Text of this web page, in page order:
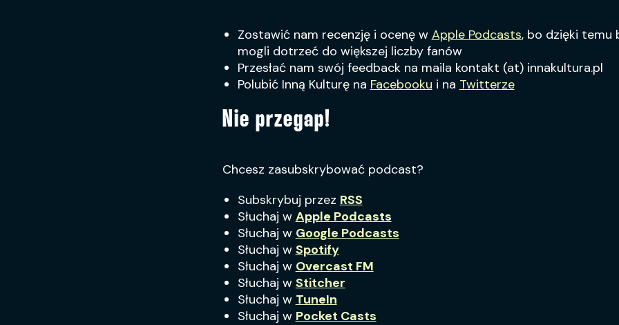
Zostawić nam recenzję i ocenę w Apple Podcasts, bo dzięki temu
mogli dotrzeć do większej liczby fanów
Przesłać nam swój feedback na maila kontakt (at) innakultura.pl
Polubić Inną Kulturę na Facebooku i na Twitterze
Nie przegap!
Chcesz zasubskrybować podcast?
Subskrybuj przez RSS
Słuchaj w Apple Podcasts
Słuchaj w Google Podcasts
Słuchaj w Spotify
Słuchaj w Overcast FM
Słuchaj w Stitcher
Słuchaj w TuneIn
Słuchaj w Pocket Casts